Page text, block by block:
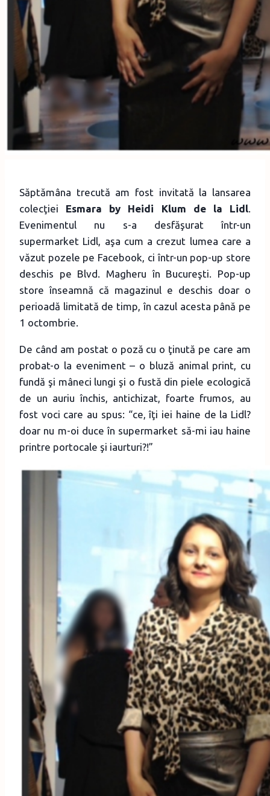
Săptămâna trecută am fost invitată la lansarea
colecţiei Esmara by Heidi Klum de la Lidl.
Evenimentul nu s-a desfăşurat într-un
supermarket Lidl, aşa cum a crezut lumea care a
văzut pozele pe Facebook, ci într-un pop-up store
deschis pe Blvd. Magheru în Bucureşti. Pop-up
store înseamnă că magazinul e deschis doar o
perioadă limitată de timp, în cazul acesta până pe
1 octombrie.
De când am postat o poză cu o ţinută pe care am
probat-o la eveniment – o bluză animal print, cu
fundă şi mâneci lungi şi o fustă din piele ecologică
de un auriu închis, antichizat, foarte frumos, au
fost voci care au spus: “ce, îţi iei haine de la Lidl?
doar nu m-oi duce în supermarket să-mi iau haine
printre portocale şi iaurturi?!”